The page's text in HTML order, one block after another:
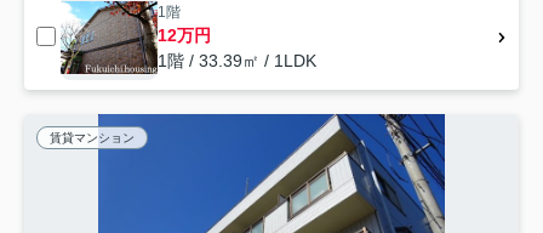
1階
12万円
1階 / 33.39㎡ / 1LDK
賃貸マンション